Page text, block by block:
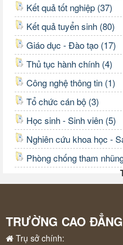
Kết quả tốt nghiệp (37)
Kết quả tuyển sinh (80)
Giáo dục - Đào tạo (17)
Thủ tục hành chính (4)
Công nghệ thông tin (1)
Tổ chức cán bộ (3)
Học sinh - Sinh viên (5)
Nghiên cứu khoa học -
Phòng chống tham
TRƯỜNG CAO
Trụ sở chính: